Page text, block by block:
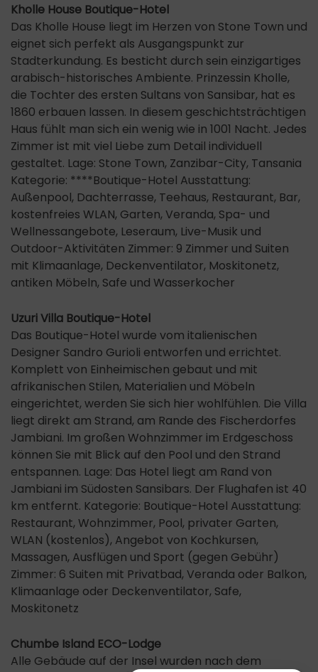
Kholle House Boutique-Hotel
Das Kholle House liegt im Herzen von Stone Town und
eignet sich perfekt als Ausgangspunkt zur
Stadterkundung. Es besticht durch sein einzigartiges
arabisch-historisches Ambiente. Prinzessin Kholle,
die Tochter des ersten Sultans von Sansibar, hat es
1860 erbauen lassen. In diesem geschichtsträchtigen
Haus fühlt man sich ein wenig wie in 1001 Nacht. Jedes
Zimmer ist mit viel Liebe zum Detail individuell
gestaltet. Lage: Stone Town, Zanzibar-City, Tansania
Kategorie: ****Boutique-Hotel Ausstattung:
Außenpool, Dachterrasse, Teehaus, Restaurant, Bar,
kostenfreies WLAN, Garten, Veranda, Spa- und
Wellnessangebote, Leseraum, Live-Musik und
Outdoor-Aktivitäten Zimmer: 9 Zimmer und Suiten
mit Klimaanlage, Deckenventilator, Moskitonetz,
antiken Möbeln, Safe und Wasserkocher
Uzuri Villa Boutique-Hotel
Das Boutique-Hotel wurde vom italienischen
Designer Sandro Gurioli entworfen und errichtet.
Komplett von Einheimischen gebaut und mit
afrikanischen Stilen, Materialien und Möbeln
eingerichtet, werden Sie sich hier wohlfühlen. Die Villa
liegt direkt am Strand, am Rande des Fischerdorfes
Jambiani. Im großen Wohnzimmer im Erdgeschoss
können Sie mit Blick auf den Pool und den Strand
entspannen. Lage: Das Hotel liegt am Rand von
Jambiani im Südosten Sansibars. Der Flughafen ist 40
km entfernt. Kategorie: Boutique-Hotel Ausstattung:
Restaurant, Wohnzimmer, Pool, privater Garten,
WLAN (kostenlos), Angebot von Kochkursen,
Massagen, Ausflügen und Sport (gegen Gebühr)
Zimmer: 6 Suiten mit Privatbad, Veranda oder Balkon,
Klimaanlage oder Deckenventilator, Safe,
Moskitonetz
Chumbe Island ECO-Lodge
Alle Gebäude auf der Insel wurden nach dem